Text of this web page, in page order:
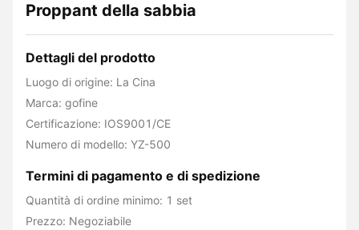
Proppant della sabbia
Dettagli del prodotto
Luogo di origine: La Cina
Marca: gofine
Certificazione: IOS9001/CE
Numero di modello: YZ-500
Termini di pagamento e di spedizione
Quantità di ordine minimo: 1 set
Prezzo: Negoziabile